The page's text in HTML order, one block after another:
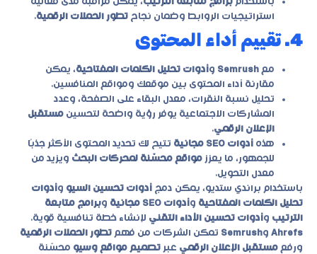
استراتيجيات الروابط وضمان نجاح تطور الحملات الرقمية.
4. تقييم أداء المحتوى
مع Semrush وأدوات تحليل الكلمات المفتاحية، يمكن
مقارنة أداء المحتوى بين موقعك ومواقع المنافسين.
تحليل نسبة النقرات، معدل البقاء على الصفحة، وعدد
المشاركات الاجتماعية يوفر رؤية واضحة لتحسين مستقبل
الإعلان الرقمي.
هذه أدوات SEO مجانية
تتيح لك تحديد المحتوى الأكثر جذبًا
للجمهور، ما يعزز مواقع محسّنة لمحركات البحث ويزيد من
معدل التحويل.
باستخدام براندي ستديو، يمكن دمج أدوات تحسين السيو وأدوات
تحليل الكلمات المفتاحية وأدوات SEO مجانية وبرامج متابعة
الترتيب وأدوات تحسين الأداء التقني لإنشاء خطة تنافسية قوية.
Ahrefs وSemrush تمكن الشركات من فهم تطور الحملات الرقمية
ورفع مستقبل الإعلان الرقمي عبر تصميم مواقع وسيو محسّنة